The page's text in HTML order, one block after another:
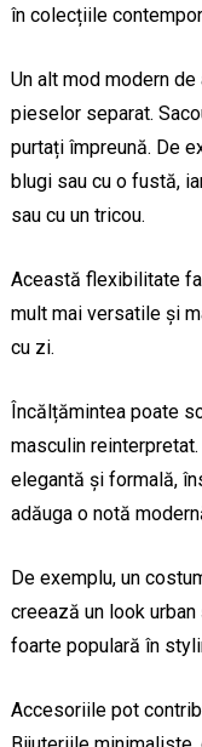
în colecțiile
Un alt mod modern
pieselor separat.
purtați împreună. De
blugi sau cu o fustă,
sau cu un tricou.
Această flexibilitate
mult mai versatile și
cu zi.
Încălțămintea poate
masculin
elegantă și formală,
adăuga o notă
De exemplu, un
creează un look
foarte populară în
Accesoriile pot